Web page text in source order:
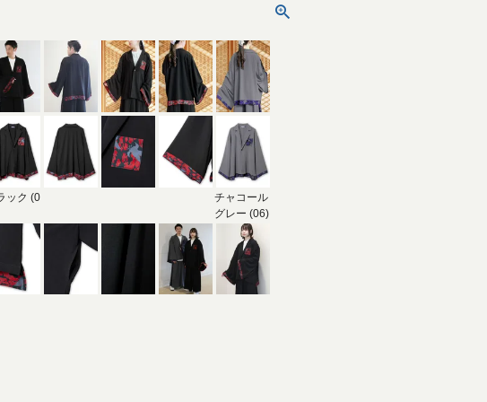
ック (0
チャコール
グレー (06)